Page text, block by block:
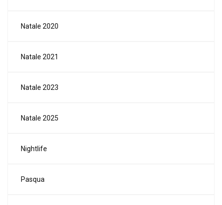
Natale 2020
Natale 2021
Natale 2023
Natale 2025
Nightlife
Pasqua